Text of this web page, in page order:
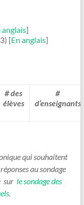
anglais]
[En anglais]
# des
élèves
#
d’enseignants
qui souhaitent
au sondage
surle sondage des
.